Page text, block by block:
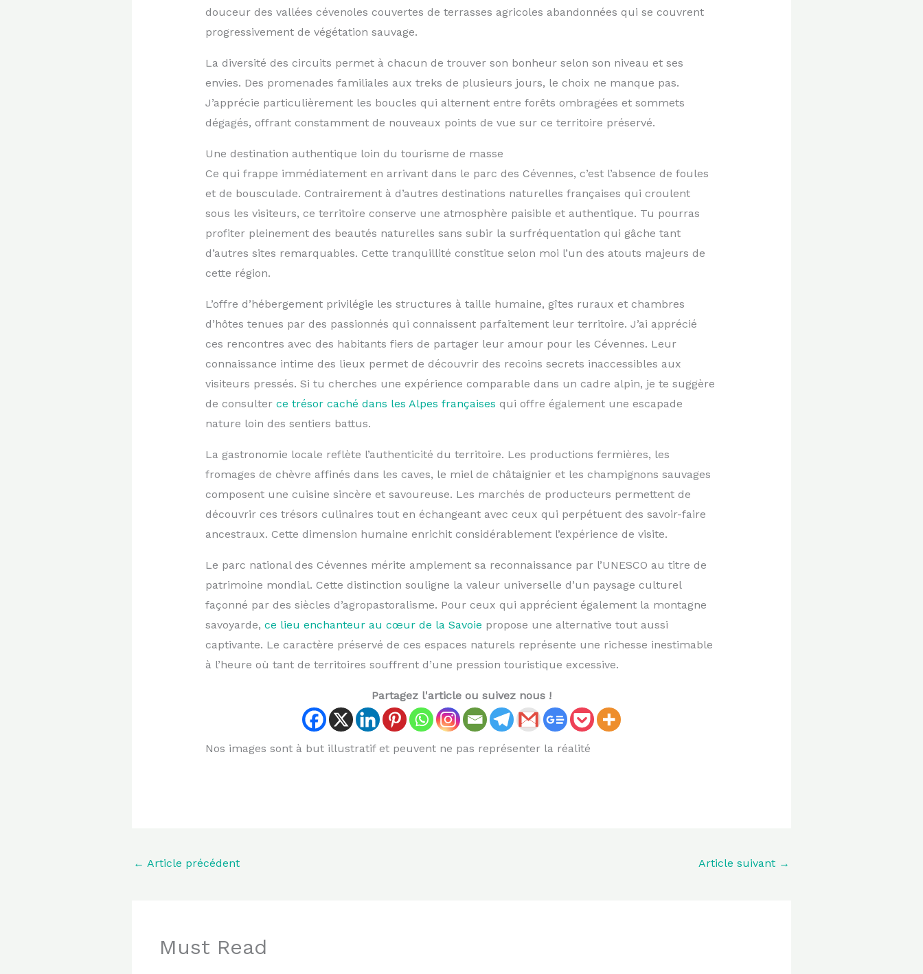
douceur des vallées cévenoles couvertes de terrasses agricoles abandonnées qui se couvrent
progressivement de végétation sauvage.
La diversité des circuits permet à chacun de trouver son bonheur selon son niveau et ses
envies. Des promenades familiales aux treks de plusieurs jours, le choix ne manque pas.
J’apprécie particulièrement les boucles qui alternent entre forêts ombragées et sommets
dégagés, offrant constamment de nouveaux points de vue sur ce territoire préservé.
Une destination authentique loin du tourisme de masse
Ce qui frappe immédiatement en arrivant dans le parc des Cévennes, c’est l’absence de foules
et de bousculade. Contrairement à d’autres destinations naturelles françaises qui croulent
sous les visiteurs, ce territoire conserve une atmosphère paisible et authentique. Tu pourras
profiter pleinement des beautés naturelles sans subir la surfréquentation qui gâche tant
d’autres sites remarquables. Cette tranquillité constitue selon moi l’un des atouts majeurs de
cette région.
L’offre d’hébergement privilégie les structures à taille humaine, gîtes ruraux et chambres
d’hôtes tenues par des passionnés qui connaissent parfaitement leur territoire. J’ai apprécié
ces rencontres avec des habitants fiers de partager leur amour pour les Cévennes. Leur
connaissance intime des lieux permet de découvrir des recoins secrets inaccessibles aux
visiteurs pressés. Si tu cherches une expérience comparable dans un cadre alpin, je te suggère
de consulter ce trésor caché dans les Alpes françaises qui offre également une escapade
nature loin des sentiers battus.
La gastronomie locale reflète l’authenticité du territoire. Les productions fermières, les
fromages de chèvre affinés dans les caves, le miel de châtaignier et les champignons sauvages
composent une cuisine sincère et savoureuse. Les marchés de producteurs permettent de
découvrir ces trésors culinaires tout en échangeant avec ceux qui perpétuent des savoir-faire
ancestraux. Cette dimension humaine enrichit considérablement l’expérience de visite.
Le parc national des Cévennes mérite amplement sa reconnaissance par l’UNESCO au titre de
patrimoine mondial. Cette distinction souligne la valeur universelle d’un paysage culturel
façonné par des siècles d’agropastoralisme. Pour ceux qui apprécient également la montagne
savoyarde, ce lieu enchanteur au cœur de la Savoie propose une alternative tout aussi
captivante. Le caractère préservé de ces espaces naturels représente une richesse inestimable
à l’heure où tant de territoires souffrent d’une pression touristique excessive.
Partagez l'article ou suivez nous !
Nos images sont à but illustratif et peuvent ne pas représenter la réalité
← Article précédent Article suivant →
Must Read